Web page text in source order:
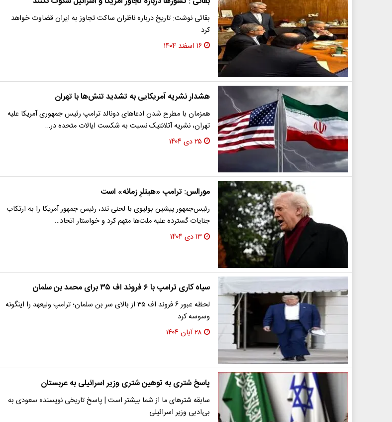
بقائی نوشت: تاریخ درباره ناظران ساکت تجاوز به ایران قضاوت خواهد
کرد
۱۶ اسفند ۱۴۰۴
هشدار نشریه آمریکایی به تشدید تنش‌ها با تهران
همزمان با مطرح شدن ادعاهای دونالد ترامپ رئیس جمهوری آمریکا علیه
تهران، نشریه آتلانتیک نسبت به شکست ایالات متحده در…
۲۵ دی ۱۴۰۴
مورالس: ترامپ «هیتلرِ زمانه» است
رئیس‌جمهور پیشین بولیوی با لحنی تند، رئیس جمهور آمریکا را به ارتکاب
جنایات گسترده علیه ملت‌ها متهم کرد و خواستار اتحاد…
۱۳ دی ۱۴۰۴
سیاه کاری ترامپ با ۶ فروند اف ۳۵ برای محمد بن سلمان
لحظه عبور ۶ فروند اف ۳۵ از بالای سر بن سلمان؛ ترامپ ولیعهد را اینگونه
وسوسه کرد
۲۸ آبان ۱۴۰۴
پاسخ شتری به توهین شتری وزیر اسرائیلی به عربستان
سابقه شترهای ما از شما بیشتر است | پاسخ تاریخی نویسنده سعودی به
بی‌ادبی وزیر اسرائیلی